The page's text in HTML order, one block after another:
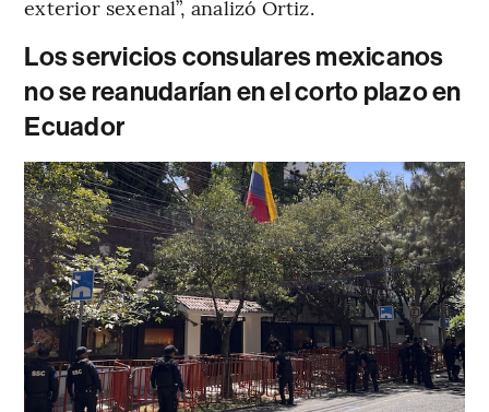
exterior sexenal”, analizó Ortiz.
Los servicios consulares mexicanos
no se reanudarían en el corto plazo en
Ecuador